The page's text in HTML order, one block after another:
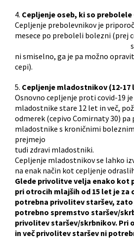
4. Cepljenje oseb, ki so prebolele
Cepljenje prebolevnikov je
mesece po preboleli bolezni
sedaj znanih
ni smiselno, ga je pa možno
cepi).
5. Cepljenje mladostnikov (12-17
Osnovno cepljenje proti covid-19
mladostnike stare 12 let in več,
odmerek (cepivo Comirnaty 30) pa
mladostnike s kroničnimi
prejmejo
tudi zdravi mladostniki.
Cepljenje mladostnikov se lahko
na enak način kot cepljenje
Glede privolitve velja enako kot
pri otrocih mlajših od 15 let je za
potrebna privolitev staršev, zato
potrebno spremstvo staršev/
privolitev staršev/skrbnikov. Pri
in več privolitev staršev ni